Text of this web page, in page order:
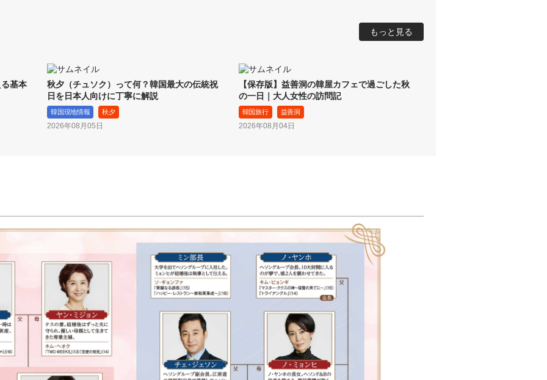
もっと見る
基本
秋夕（チュソク）って何？韓国最大の伝統祝
日を日本人向けに丁寧に解説
韓国現地情報 秋夕
2026年08月05日
【保存版】益善洞の韓屋カフェで過ごした秋
の一日｜大人女性の訪問記
韓国旅行 益善洞
2026年08月04日